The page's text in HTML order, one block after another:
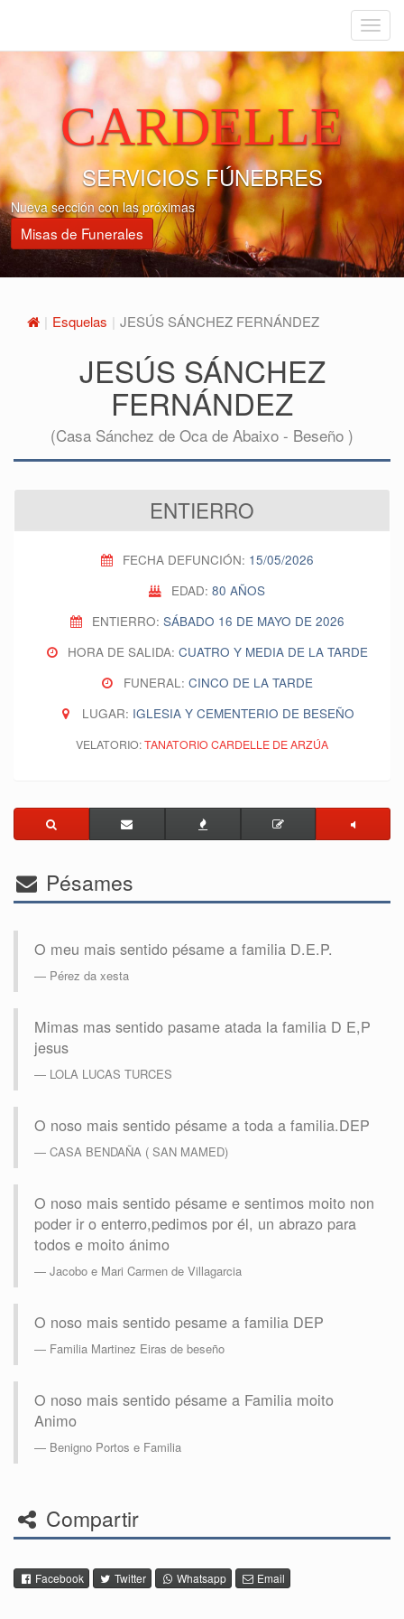
Menu
CARDELLE
SERVICIOS FÚNEBRES
Nueva sección con las próximas
Misas de Funerales
Esquelas JESÚS SÁNCHEZ FERNÁNDEZ
JESÚS SÁNCHEZ
FERNÁNDEZ
(Casa Sánchez de Oca de Abaixo - Beseño )
ENTIERRO
FECHA DEFUNCIÓN: 15/05/2026
EDAD: 80 AÑOS
ENTIERRO: SÁBADO 16 DE MAYO DE 2026
HORA DE SALIDA:CUATRO Y MEDIA DE LA TARDE
FUNERAL: CINCO DE LA TARDE
LUGAR: IGLESIA Y CEMENTERIO DE BESEÑO
VELATORIO:TANATORIO CARDELLE DE ARZÚA
Pésames
O meu mais sentido pésame a familia D.E.P.
Pérez da xesta
Mimas mas sentido pasame atada la familia D E,P
jesus
LOLA LUCAS TURCES
O noso mais sentido pésame a toda a familia.DEP
CASA BENDAÑA ( SAN MAMED)
O noso mais sentido pésame e sentimos moito non
poder ir o enterro,pedimos por él, un abrazo para
todos e moito ánimo
Jacobo e Mari Carmen de Villagarcia
O noso mais sentido pesame a familia DEP
Familia Martinez Eiras de beseño
O noso mais sentido pésame a Familia moito
Animo
Benigno Portos e Familia
Compartir
Facebook Twitter Whatsapp Email